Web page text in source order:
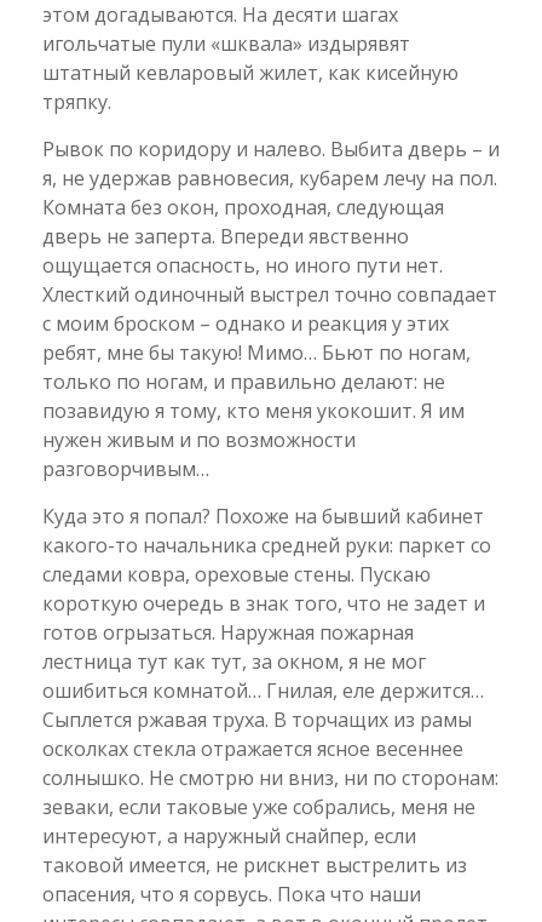
этом догадываются. На десяти шагах
игольчатые пули «шквала» издырявят
штатный кевларовый жилет, как кисейную
тряпку.
Рывок по коридору и налево. Выбита дверь – и
я, не удержав равновесия, кубарем лечу на пол.
Комната без окон, проходная, следующая
дверь не заперта. Впереди явственно
ощущается опасность, но иного пути нет.
Хлесткий одиночный выстрел точно совпадает
с моим броском – однако и реакция у этих
ребят, мне бы такую! Мимо… Бьют по ногам,
только по ногам, и правильно делают: не
позавидую я тому, кто меня укокошит. Я им
нужен живым и по возможности
разговорчивым…
Куда это я попал? Похоже на бывший кабинет
какого-то начальника средней руки: паркет со
следами ковра, ореховые стены. Пускаю
короткую очередь в знак того, что не задет и
готов огрызаться. Наружная пожарная
лестница тут как тут, за окном, я не мог
ошибиться комнатой… Гнилая, еле держится…
Сыплется ржавая труха. В торчащих из рамы
осколках стекла отражается ясное весеннее
солнышко. Не смотрю ни вниз, ни по сторонам:
зеваки, если таковые уже собрались, меня не
интересуют, а наружный снайпер, если
таковой имеется, не рискнет выстрелить из
опасения, что я сорвусь. Пока что наши